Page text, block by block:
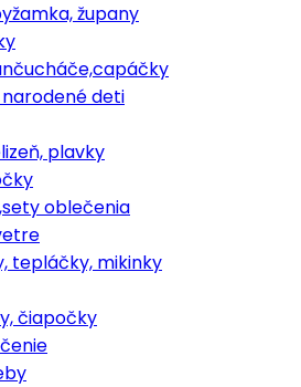
župany
deti
plavky
oblečenia
tepláčky, mikinky
čiapočky